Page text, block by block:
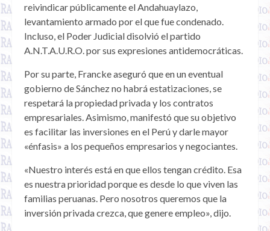
reivindicar públicamente el Andahuaylazo,
levantamiento armado por el que fue condenado.
Incluso, el Poder Judicial disolvió el partido
A.N.T.A.U.R.O. por sus expresiones antidemocráticas.
Por su parte, Francke aseguró que en un eventual
gobierno de Sánchez no habrá estatizaciones, se
respetará la propiedad privada y los contratos
empresariales. Asimismo, manifestó que su objetivo
es facilitar las inversiones en el Perú y darle mayor
«énfasis» a los pequeños empresarios y negociantes.
«Nuestro interés está en que ellos tengan crédito. Esa
es nuestra prioridad porque es desde lo que viven las
familias peruanas. Pero nosotros queremos que la
inversión privada crezca, que genere empleo», dijo.